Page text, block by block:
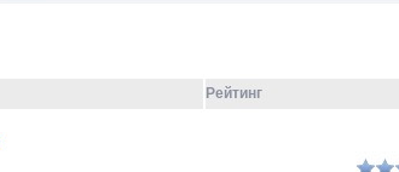
Рейтинг